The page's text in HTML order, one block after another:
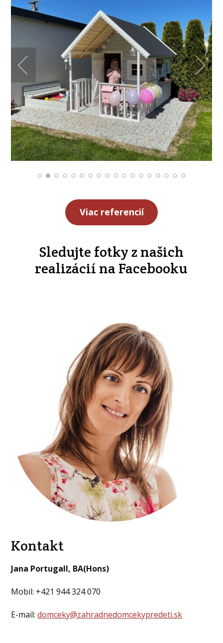
Viac referencií
Sledujte fotky z našich
realizácií na Facebooku
Kontakt
Jana Portugall, BA(Hons)
Mobil: +421 944 324 070
E-mail:domceky@zahradnedomcekypredeti.sk